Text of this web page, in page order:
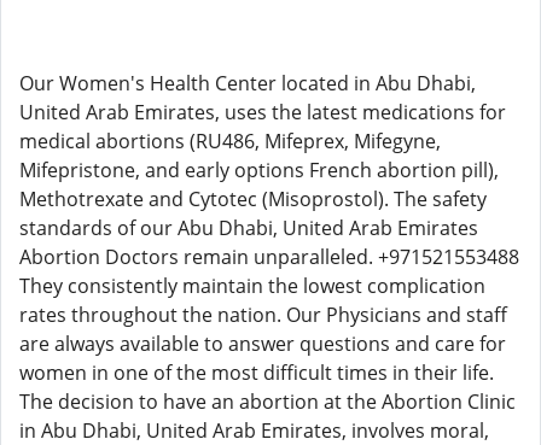
Our Women's Health Center located in Abu Dhabi,
United Arab Emirates, uses the latest medications for
medical abortions (RU486, Mifeprex, Mifegyne,
Mifepristone, and early options French abortion pill),
Methotrexate and Cytotec (Misoprostol). The safety
standards of our Abu Dhabi, United Arab Emirates
Abortion Doctors remain unparalleled. +971521553488
They consistently maintain the lowest complication
rates throughout the nation. Our Physicians and staff
are always available to answer questions and care for
women in one of the most difficult times in their life.
The decision to have an abortion at the Abortion Clinic
in Abu Dhabi, United Arab Emirates, involves moral,